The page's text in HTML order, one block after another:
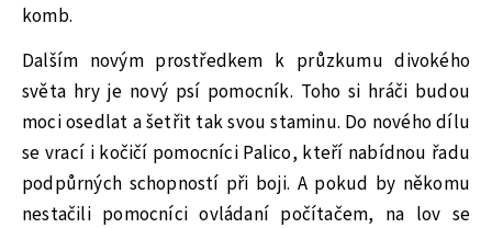
komb.
Dalším novým prostředkem k průzkumu divokého
světa hry je nový psí pomocník. Toho si hráči budou
moci osedlat a šetřit tak svou staminu. Do nového dílu
se vrací i kočičí pomocníci Palico, kteří nabídnou řadu
podpůrných schopností při boji. A pokud by někomu
nestačili pomocníci ovládaní počítačem, na lov se